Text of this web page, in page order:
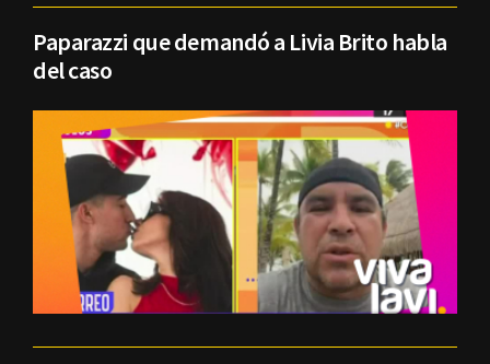
Paparazzi que demandó a Livia Brito habla
del caso